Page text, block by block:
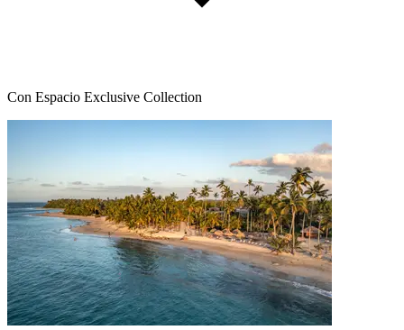
Con Espacio Exclusive Collection